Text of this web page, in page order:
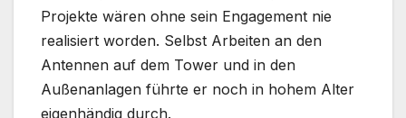
Projekte wären ohne sein Engagement nie
realisiert worden. Selbst Arbeiten an den
Antennen auf dem Tower und in den
Außenanlagen führte er noch in hohem Alter
eigenhändig durch.